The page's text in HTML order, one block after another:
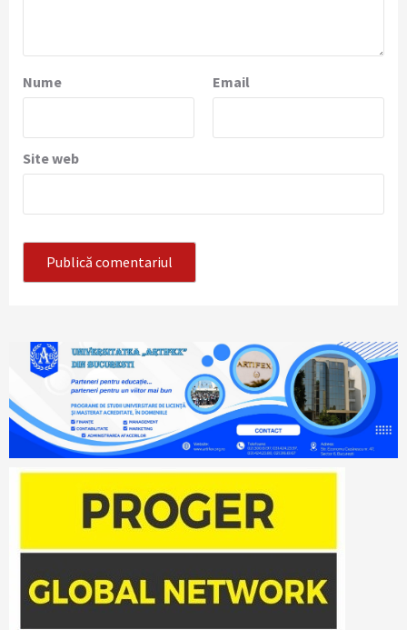
Nume Email
Site web